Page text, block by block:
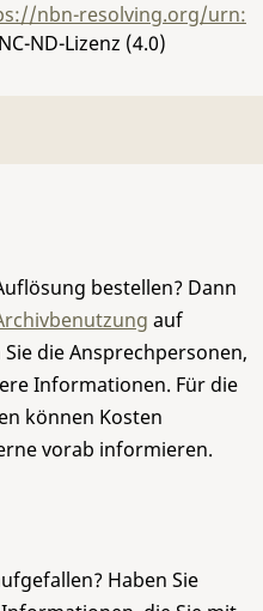
nbn-resolving.org/urn:
ND-Lizenz (4.0)
bestellen? Dann
auf
die Ansprechpersonen,
Informationen. Für die
können Kosten
vorab informieren.
Haben Sie